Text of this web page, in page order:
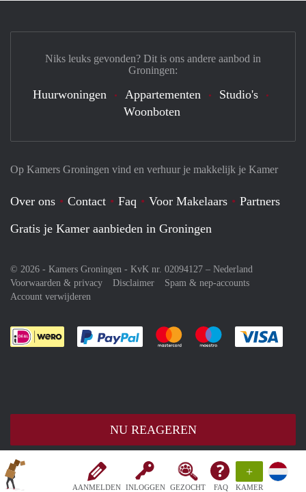
AANMELDEN INLOGGEN GEZOCHT FAQ
+
KAMER
NU REAGEREN
Op Kamers Groningen vind en verhuur je makkelijk je Kamer
Over ons Contact Faq Voor Makelaars
Partners
Gratis je Kamer aanbieden in Groningen
© 2026 - Kamers Groningen - KvK nr. 02094127 – Nederland
Voorwaarden & privacy
Disclaimer
Spam & nep-accounts
Account verwijderen
Je rekent gemakkelijk af met Paypal
Je rekent gemakkelijk af met
Je rekent
Niks leuks gevonden? Dit is ons andere aanbod in
Groningen:
Huurwoningen Appartementen
Studio's
Woonboten